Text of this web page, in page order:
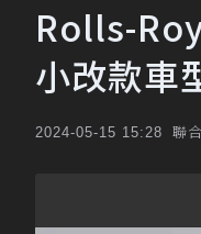
Rolls-
小改款車
2024-05-15 15:28 聯